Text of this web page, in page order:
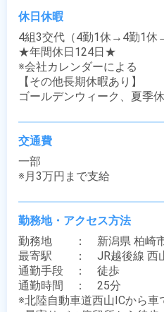
休日休暇
4組3交代（4勤1休→4勤1休
★年間休日124日★
※会社カレンダーによる
【その他長期休暇あり】
ゴールデンウィーク、夏季
交通費
一部
※月3万円まで支給
勤務地・アクセス方法
勤務地　　：　新潟県 柏崎
最寄駅　　：　JR越後線 西
通勤手段　：　徒歩
通勤時間　：　25分
※北陸自動車道西山ICから車